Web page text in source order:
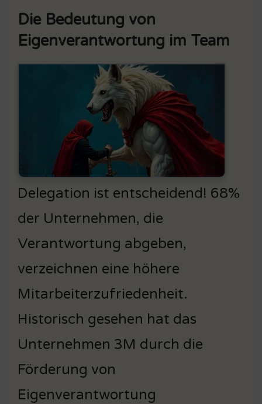
Die Bedeutung von
Eigenverantwortung im Team
Delegation ist entscheidend! 68%
der Unternehmen, die
Verantwortung abgeben,
verzeichnen eine höhere
Mitarbeiterzufriedenheit.
Historisch gesehen hat das
Unternehmen 3M durch die
Förderung von
Eigenverantwortung